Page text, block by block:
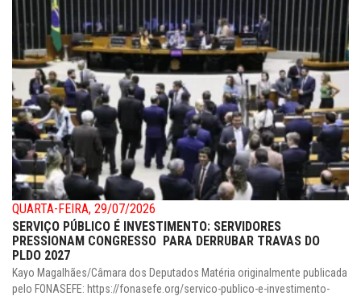
QUARTA-FEIRA, 29/07/2026
SERVIÇO PÚBLICO É INVESTIMENTO: SERVIDORES
PRESSIONAM CONGRESSO PARA DERRUBAR TRAVAS DO
PLDO 2027
Kayo Magalhães/Câmara dos Deputados Matéria originalmente publicada
pelo FONASEFE: https://fonasefe.org/servico-publico-e-investimento-